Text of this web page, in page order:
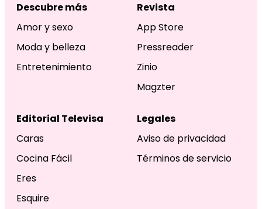
Descubre más
Amor y sexo
Moda y belleza
Entretenimiento
Revista
App Store
Pressreader
Zinio
Magzter
Editorial Televisa
Caras
Cocina Fácil
Eres
Esquire
Legales
Aviso de privacidad
Términos de servicio